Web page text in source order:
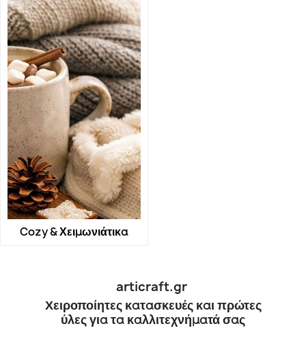
Cozy & Χειμωνιάτικα
articraft.gr
Χειροποίητες κατασκευές και πρώτες
ύλες για τα καλλιτεχνήματά σας